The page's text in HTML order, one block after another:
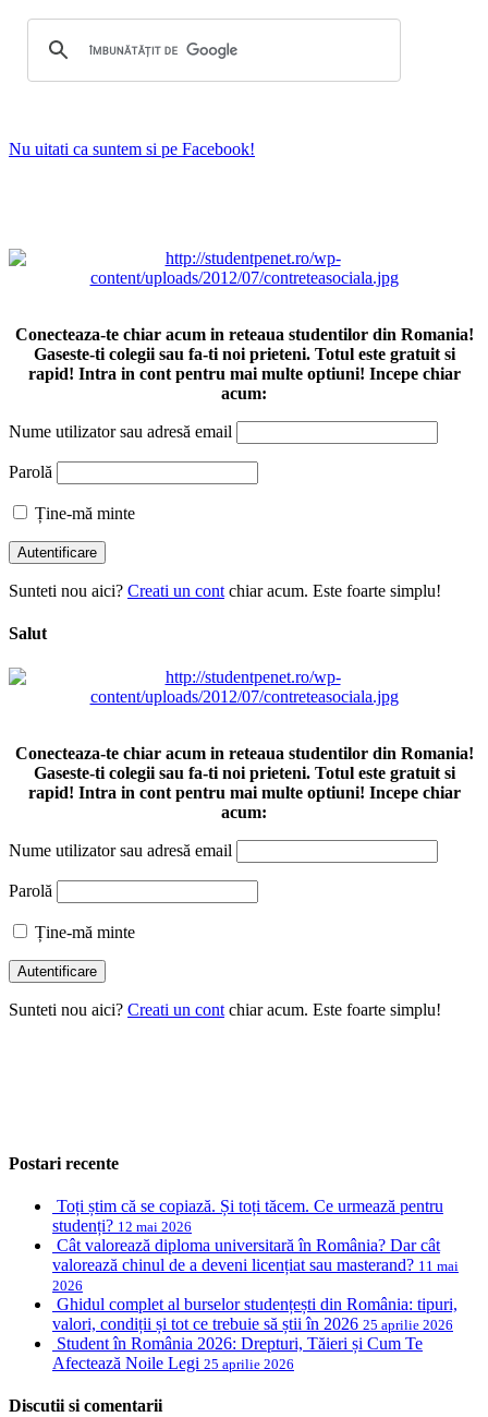
Nu uitati ca suntem si pe Facebook!
Conecteaza-te chiar acum in reteaua studentilor din Romania!
Gaseste-ti colegii sau fa-ti noi prieteni. Totul este gratuit si
rapid! Intra in cont pentru mai multe optiuni! Incepe chiar
acum:
Nume utilizator sau adresă email
Parolă
Ține-mă minte
Sunteti nou aici? Creati un cont chiar acum. Este foarte simplu!
Salut
Conecteaza-te chiar acum in reteaua studentilor din Romania!
Gaseste-ti colegii sau fa-ti noi prieteni. Totul este gratuit si
rapid! Intra in cont pentru mai multe optiuni! Incepe chiar
acum:
Nume utilizator sau adresă email
Parolă
Ține-mă minte
Sunteti nou aici? Creati un cont chiar acum. Este foarte simplu!
Postari recente
Toți știm că se copiază. Și toți tăcem. Ce urmează pentru
studenți? 12 mai 2026
Cât valorează diploma universitară în România? Dar cât
valorează chinul de a deveni licențiat sau masterand? 11 mai
2026
Ghidul complet al burselor studențești din România: tipuri,
valori, condiții și tot ce trebuie să știi în 2026 25 aprilie 2026
Student în România 2026: Drepturi, Tăieri și Cum Te
Afectează Noile Legi 25 aprilie 2026
Discutii si comentarii